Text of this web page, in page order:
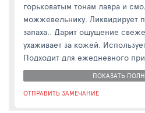
горьковатым тонам лавра и
можжевельнику. Ликвидирует
запаха.. Дарит ощущение
ухаживает за кожей.
Подходит для ежедневного
Состав
ПОКАЗАТЬ
ОТПРАВИТЬ ЗАМЕЧАНИЕ